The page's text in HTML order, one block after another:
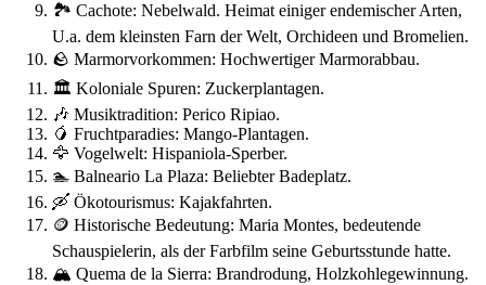
🏞️ Cachote: Nebelwald. Heimat einiger endemischer Arten,
U.a. dem kleinsten Farn der Welt, Orchideen und Bromelien.
🪨 Marmorvorkommen: Hochwertiger Marmorabbau.
🏛️ Koloniale Spuren: Zuckerplantagen.
🎶 Musiktradition: Perico Ripiao.
🥭 Fruchtparadies: Mango-Plantagen.
🦅 Vogelwelt: Hispaniola-Sperber.
🏊 Balneario La Plaza: Beliebter Badeplatz.
🛶 Ökotourismus: Kajakfahrten.
🪙 Historische Bedeutung: Maria Montes, bedeutende
Schauspielerin, als der Farbfilm seine Geburtsstunde hatte.
🏔️ Quema de la Sierra: Brandrodung, Holzkohlegewinnung.